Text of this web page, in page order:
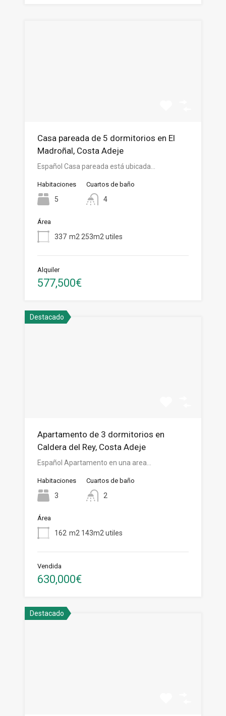
Casa pareada de 5 dormitorios en El
Madroñal, Costa Adeje
Español Casa pareada está ubicada…
Habitaciones
5
Cuartos de baño
4
Área
337 m2 253m2 utiles
Alquiler
577,500€
Destacado
Apartamento de 3 dormitorios en
Caldera del Rey, Costa Adeje
Español Apartamento en una area…
Habitaciones
3
Cuartos de baño
2
Área
162 m2 143m2 utiles
Vendida
630,000€
Destacado